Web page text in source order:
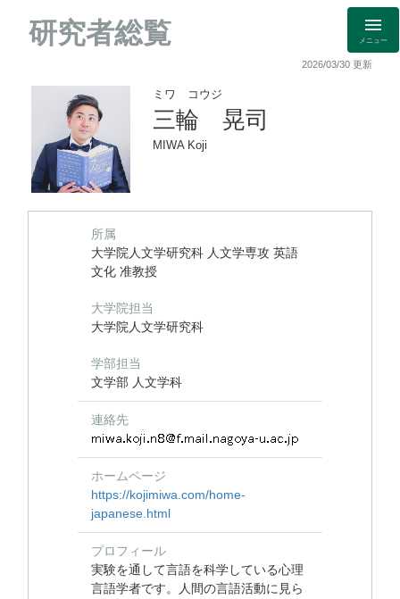
研究者総覧 メニュー
2026/03/30 更新
ミワ コウジ
三輪 晃司
MIWA Koji
所属
大学院人文学研究科 人文学専攻 英語
文化 准教授
大学院担当
大学院人文学研究科
学部担当
文学部 人文学科
連絡先
ホームページ
https://kojimiwa.com/home-
japanese.html
プロフィール
実験を通して言語を科学している心理
言語学者です。人間の言語活動に見ら